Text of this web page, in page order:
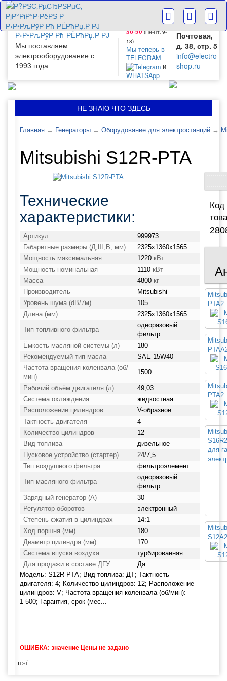
Мы поставляем
электрооборудование с
1993 года
36-90(Пн-Пт‚ 9-
18)
Мы теперь в
TELEGRAM
и
WHATSApp
Большая
Почтовая,
д. 38, стр. 5
info@electro-
shop.ru
НЕ ЗНАЮ ЧТО ЗДЕСЬ
Главная → Генераторы → Оборудование для электростанций →
Mitsubishi S12R-PTA
Технические
характеристики:
Артикул
999973
Габаритные размеры (Д;Ш;В; мм)
2325x1360x1565
Мощность максимальная
1220 кВт
Мощность номинальная
1110 кВт
Масса
4800 кг
Производитель
Mitsubishi
Уровень шума (dB/7м)
105
Длина (мм)
2325x1360x1565
Тип топливного фильтра
одноразовый
фильтр
Ёмкость масляной системы (л)
180
Рекомендуемый тип масла
SAE 15W40
Частота вращения коленвала (об/
мин)
1500
Рабочий объём двигателя (л)
49,03
Система охлаждения
жидкостная
Расположение цилиндров
V-образное
Тактность двигателя
4
Количество цилиндров
12
Вид топлива
дизельное
Пусковое устройство (стартер)
24/7,5
Тип воздушного фильтра
фильтроэлемент
Тип масляного фильтра
одноразовый
фильтр
Зарядный генератор (А)
30
Регулятор оборотов
электронный
Степень сжатия в цилиндрах
14:1
Ход поршня (мм)
180
Диаметр цилиндра (мм)
170
Система впуска воздуха
турбированная
Для продажи в составе ДГУ
Да
Модель: S12R-PTA; Вид топлива: ДТ; Тактность
двигателя: 4; Количество цилиндров: 12; Расположение
цилиндров: V; Частота вращения коленвала (об/мин):
1 500; Гарантия, срок (мес...
Код
PTA2
PTA2
для
ОШИБКА: значение Цены не задано
п»ї